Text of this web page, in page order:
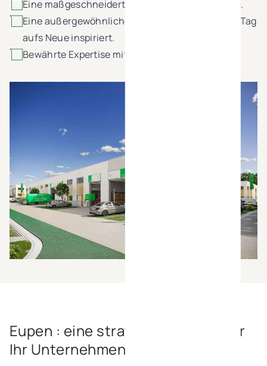
Eine maßgeschneiderte, persönliche Begleitung.
Eine außergewöhnliche Bauweise, die Sie jeden Tag
aufs Neue inspiriert.
Bewährte Expertise mit 25 Jahren Know-how.
Eupen : eine strategische Wahl für
Ihr Unternehmen